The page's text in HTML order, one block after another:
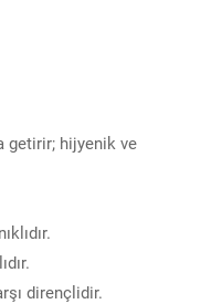
getirir; hijyenik ve
dirençlidir.